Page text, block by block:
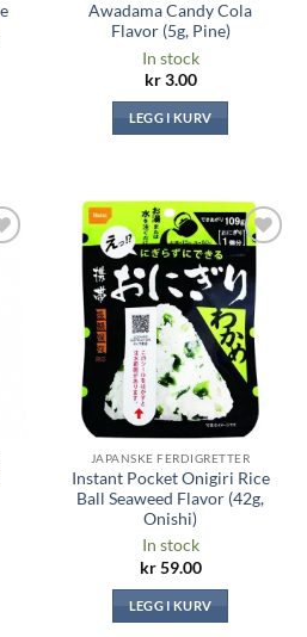
Awadama Candy Cola
Flavor (5g, Pine)
In stock
kr3.00
LEGG I KURV
Legg til i
ønskeliste
JAPANSKE FERDIGRETTER
Instant Pocket Onigiri Rice
Ball Seaweed Flavor (42g,
Onishi)
In stock
kr59.00
LEGG I KURV